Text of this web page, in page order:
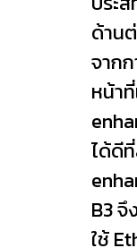
ด้าน
จาก
หน้า
ได้ดี
B3
ใช้